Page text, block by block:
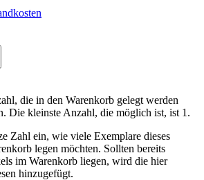
die in den Warenkorb gelegt werden
Die kleinste Anzahl, die möglich ist, ist 1.
Zahl ein, wie viele Exemplare dieses
legen möchten. Sollten bereits
im Warenkorb liegen, wird die hier
hinzugefügt.